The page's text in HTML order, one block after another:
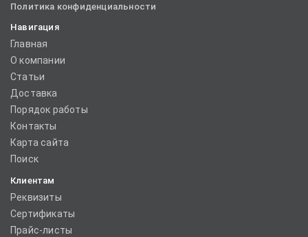
Политика конфиденциальности
Навигация
Главная
О компании
Статьи
Доставка
Порядок работы
Контакты
Карта сайта
Поиск
Клиентам
Реквизиты
Сертификаты
Прайс-листы